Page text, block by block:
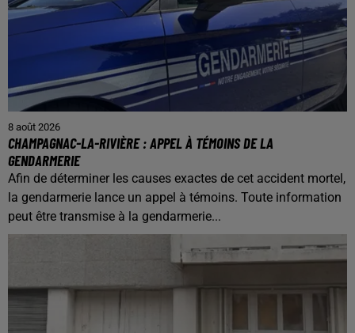
8 août 2026
CHAMPAGNAC-LA-RIVIÈRE : APPEL À TÉMOINS DE LA
GENDARMERIE
Afin de déterminer les causes exactes de cet accident mortel,
la gendarmerie lance un appel à témoins. Toute information
peut être transmise à la gendarmerie...